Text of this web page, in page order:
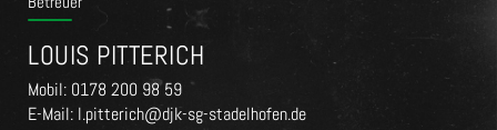
LOUIS PITTERICH
Mobil: 0178 200 98 59
E-Mail: l.pitterich@djk-sg-stadelhofen.de